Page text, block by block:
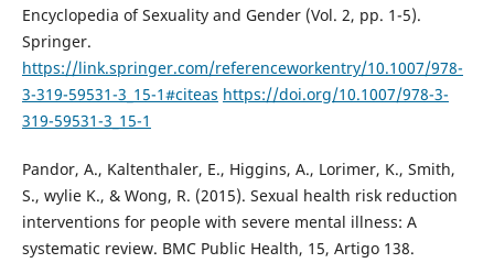
Encyclopedia of Sexuality and Gender (Vol. 2, pp. 1-5).
Springer.
https://link.springer.com/referenceworkentry/10.1007/978-
3-319-59531-3_15-1#citeas https://doi.org/10.1007/978-3-
319-59531-3_15-1
Pandor, A., Kaltenthaler, E., Higgins, A., Lorimer, K., Smith,
S., wylie K., & Wong, R. (2015). Sexual health risk reduction
interventions for people with severe mental illness: A
systematic review. BMC Public Health, 15, Artigo 138.